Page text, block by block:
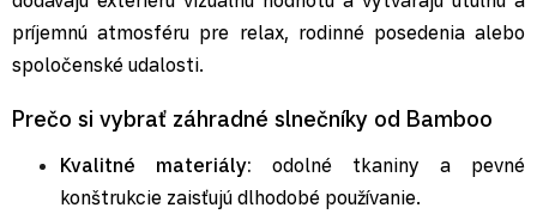
príjemnú atmosféru pre relax, rodinné posedenia alebo
spoločenské udalosti.
Prečo si vybrať záhradné slnečníky od Bamboo
Kvalitné materiály: odolné tkaniny a pevné
konštrukcie zaisťujú dlhodobé používanie.